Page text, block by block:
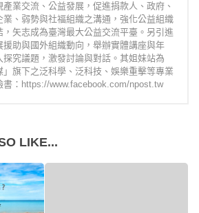
產業交流、公益發展，促進捐款人、政府、
業、弱勢與社福組織之溝通，強化公益組織
，矢志成為臺灣最大公益交流平臺。另引進
援助與國外組織動向，舉辦實體講座與年
探究議題，激發討論與對話。其姐妹站為
」旗下之泛科學、泛科技、娛樂重擊等專業
書：https://www.facebook.com/npost.tw
LIKE...